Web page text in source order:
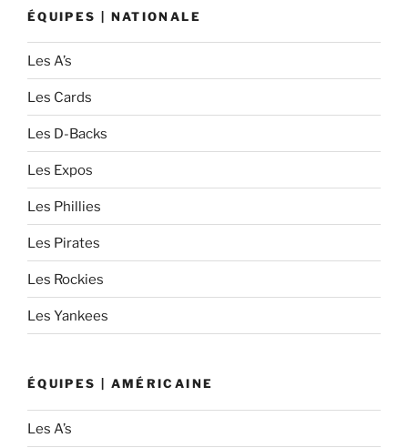
ÉQUIPES | NATIONALE
Les A’s
Les Cards
Les D-Backs
Les Expos
Les Phillies
Les Pirates
Les Rockies
Les Yankees
ÉQUIPES | AMÉRICAINE
Les A’s